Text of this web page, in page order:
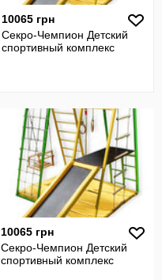
10065 грн
Секро-Чемпион Детский
спортивный комплекс
10065 грн
Секро-Чемпион Детский
спортивный комплекс